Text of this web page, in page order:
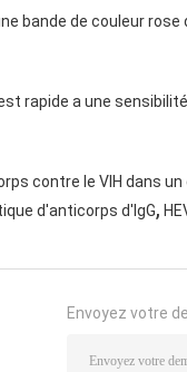
bande de couleur
rapide a une
contre le VIH dans
d'anticorps d'IgG,
Envoyez votre